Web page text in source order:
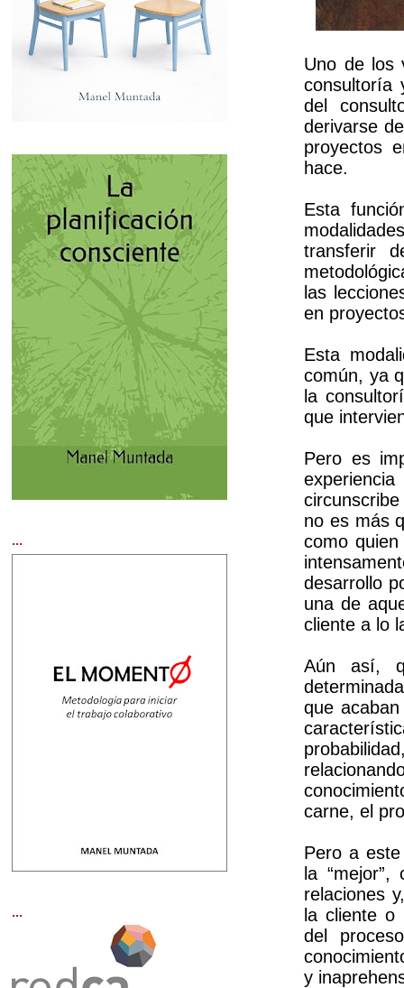
Uno de los
consultoría
del
derivarse
proyectos
hace.
Esta
transferir
las
en
Esta
común, ya
la
que
Pero es
no es más
como
desarrollo
una de
cliente a lo
Aún así,
que
carne, el
Pero a
la
relaciones
la cliente o
del
y
...
...